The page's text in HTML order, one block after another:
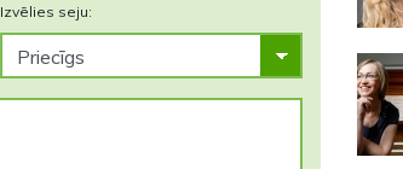
Izvēlies seju: